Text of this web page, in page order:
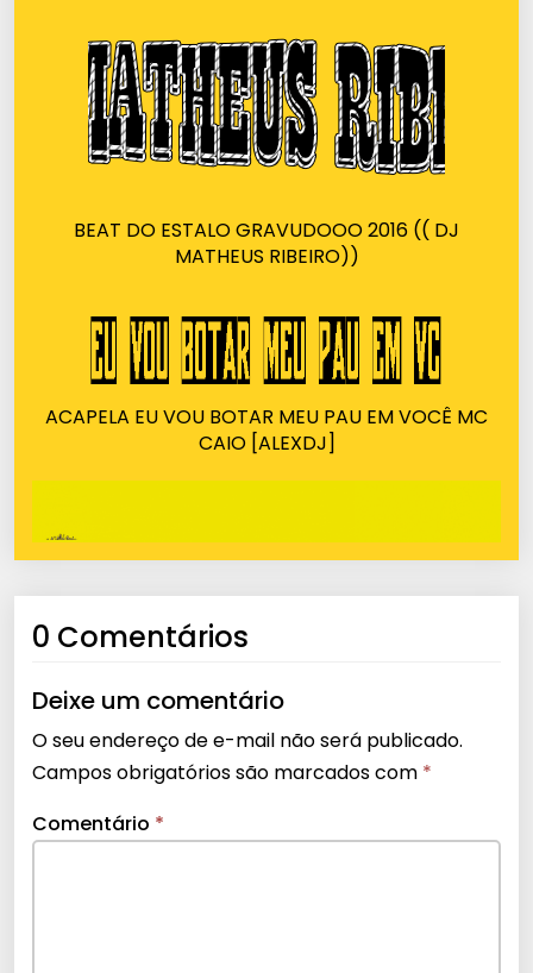
BEAT DO ESTALO GRAVUDOOO 2016 (( DJ
MATHEUS RIBEIRO))
ACAPELA EU VOU BOTAR MEU PAU EM VOCÊ MC
CAIO [ALEXDJ]
0 Comentários
Deixe um comentário
O seu endereço de e-mail não será publicado.
Campos obrigatórios são marcados com *
Comentário *